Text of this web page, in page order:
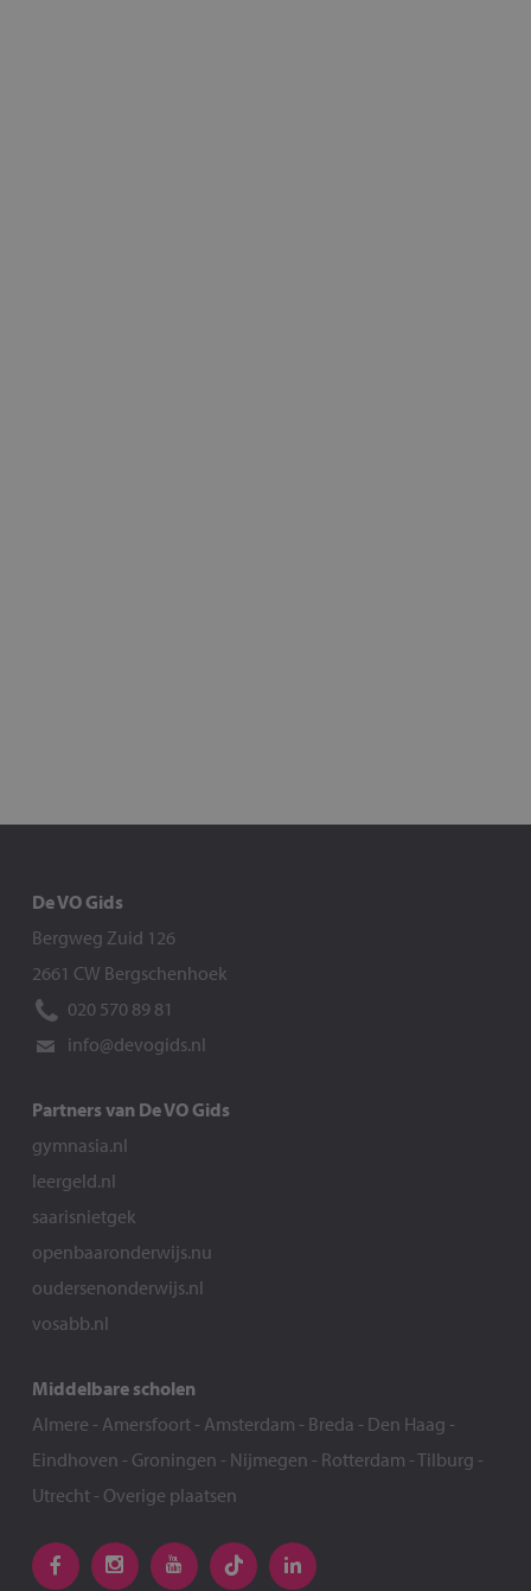
De VO Gids
Bergweg Zuid 126
2661 CW Bergschenhoek
020 570 89 81
info@devogids.nl
Partners van De VO Gids
gymnasia.nl
leergeld.nl
saarisnietgek
openbaaronderwijs.nu
oudersenonderwijs.nl
vosabb.nl
Middelbare scholen
Almere - Amersfoort- Amsterdam - Breda - Den Haag -
Eindhoven - Groningen - Nijmegen - Rotterdam -Tilburg -
Utrecht- Overige plaatsen